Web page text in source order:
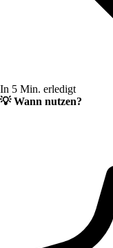
In 5 Min. erledigt
💡Wann nutzen?